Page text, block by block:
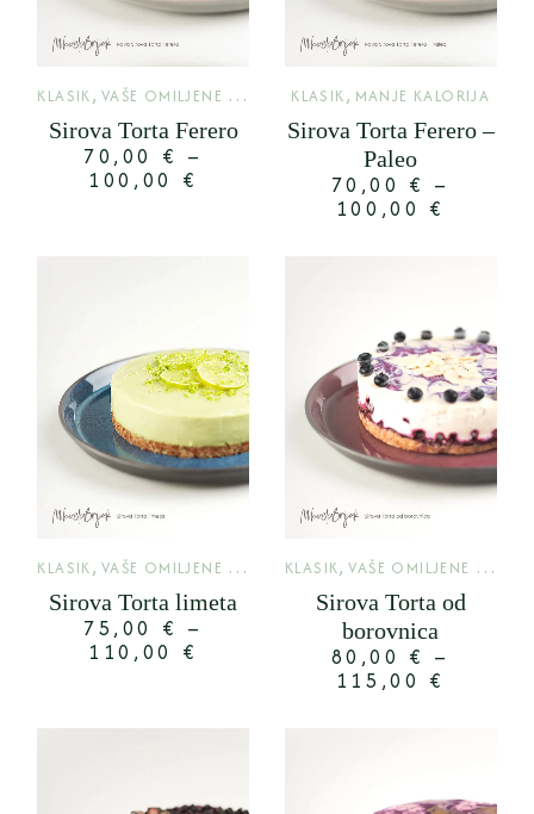
KLASIK, VAŠE OMILJENE TORTE
Sirova Torta Ferero
70,00 € –
100,00 €
KLASIK, MANJE KALORIJA
Sirova Torta Ferero –
Paleo
70,00 € –
100,00 €
KLASIK, VAŠE OMILJENE TORTE
Sirova Torta limeta
75,00 € –
110,00 €
KLASIK,VAŠE OMILJENE TORTE
Sirova Torta od
borovnica
80,00 € –
115,00 €